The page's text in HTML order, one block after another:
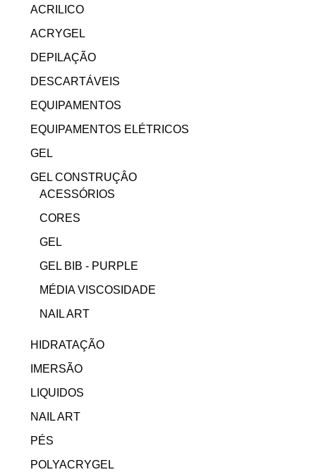
ACRILICO
ACRYGEL
DEPILAÇÃO
DESCARTÁVEIS
EQUIPAMENTOS
EQUIPAMENTOS ELÉTRICOS
GEL
GEL CONSTRUÇÂO
ACESSÓRIOS
CORES
GEL
GEL BIB - PURPLE
MÉDIA VISCOSIDADE
NAIL ART
HIDRATAÇÃO
IMERSÃO
LIQUIDOS
NAIL ART
PÉS
POLYACRYGEL